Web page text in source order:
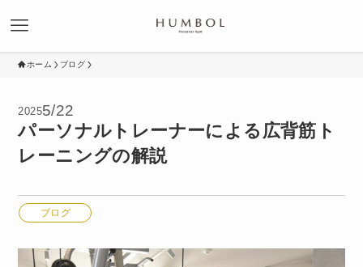
ホーム ブログ
パーソナルトレーナーによる広背筋ト
レーニングの解説
20255/22
ブログ